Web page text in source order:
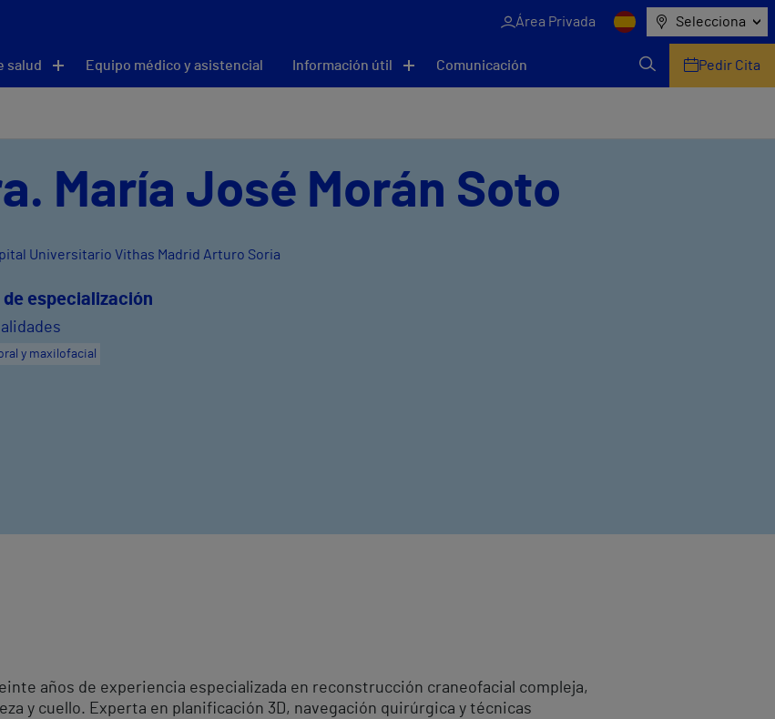
Área Privada Selecciona
salud Equipo médico y asistencial Información útil Comunicación Pedir Cita
María José Morán Soto
Universitario Vithas Madrid Arturo Soria
de especialización
y maxilofacial
años de experiencia especializada en reconstrucción craneofacial compleja,
y cuello. Experta en planificación 3D, navegación quirúrgica y técnicas